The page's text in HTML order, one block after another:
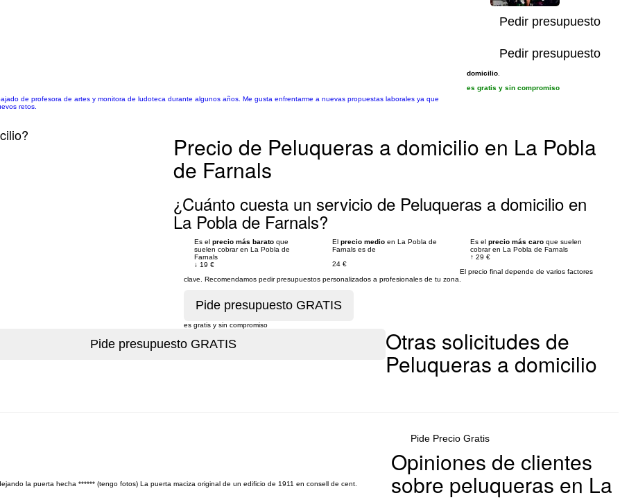
Pedir presupuesto
de profesora de artes y monitora de ludoteca durante algunos años. Me gusta enfrentarme a nuevas propuestas laborales ya que
retos.
Pedir presupuesto
Precio de Peluqueras a domicilio en La Pobla
de Farnals
¿Cuánto cuesta un servicio de Peluqueras a domicilio en
La Pobla de Farnals?
Es el precio más barato que
suelen cobrar en La Pobla de
Farnals
↓ 19 €
El precio medio en La Pobla de
Farnals es de
24 €
Es el precio más caro que suelen
cobrar en La Pobla de Farnals
↑ 29 €
El precio final depende de varios factores
clave. Recomendamos pedir presupuestos personalizados a profesionales de tu zona.
es gratis y sin compromiso
domicilio
es gratis y sin compromiso
Otras solicitudes de
Peluqueras a domicilio
la puerta hecha ****** (tengo fotos) La puerta maciza original de un edificio de 1911 en consell de cent.
Pide Precio Gratis
Opiniones de clientes
sobre peluqueras en La